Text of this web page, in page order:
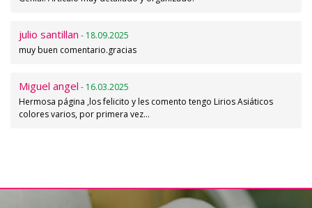
julio santillan - 18.09.2025
muy buen comentario.gracias
Miguel angel - 16.03.2025
Hermosa página ,los felicito y les comento tengo Lirios Asiáticos
colores varios, por primera vez…